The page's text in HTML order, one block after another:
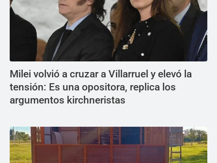
Milei volvió a cruzar a Villarruel y elevó la
tensión: Es una opositora, replica los
argumentos kirchneristas